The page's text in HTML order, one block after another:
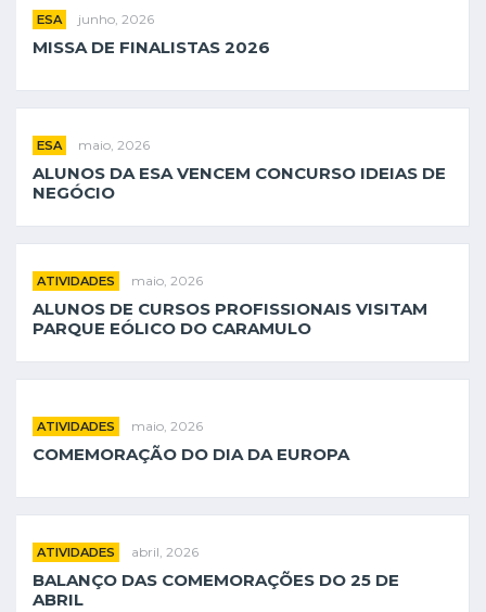
ESA junho, 2026
MISSA DE FINALISTAS 2026
ESA maio, 2026
ALUNOS DA ESA VENCEM CONCURSO IDEIAS DE
NEGÓCIO
ATIVIDADES maio, 2026
ALUNOS DE CURSOS PROFISSIONAIS VISITAM
PARQUE EÓLICO DO CARAMULO
ATIVIDADES maio, 2026
COMEMORAÇÃO DO DIA DA EUROPA
ATIVIDADES abril, 2026
BALANÇO DAS COMEMORAÇÕES DO 25 DE
ABRIL